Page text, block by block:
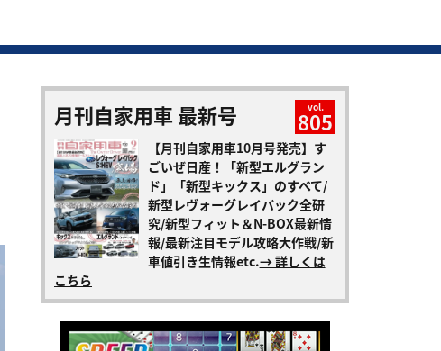
月刊自家用車 最新号 vol.
805
【月刊自家用車10月号発売】す
ごいぜ日産！「新型エルグラン
ド」「新型キックス」のすべて/
新型レヴォーグレイバック全研
究/新型フィット＆N-BOX最新情
報/最新注目モデル攻略大作戦/新
車値引き生情報etc.→ 詳しくは
こちら